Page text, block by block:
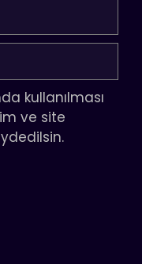
kullanılması
ve site